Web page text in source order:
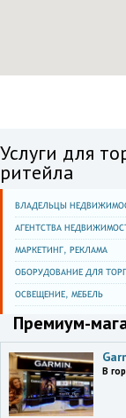
Услуги для
ритейла
ВЛАДЕЛЬЦЫ
АГЕНТСТВА
МАРКЕТИНГ, РЕКЛАМА
ОБОРУДОВАНИЕ ДЛЯ
ОСВЕЩЕНИЕ, МЕБЕЛЬ
Премиум-
В